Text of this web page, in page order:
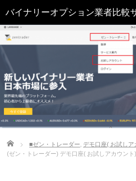
Home ■ゼン・トレーダー デモ口座( お試しア
(ゼン・トレーダー) デモ口座( お試しアカウント